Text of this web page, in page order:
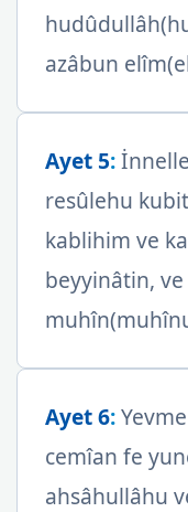
azâbun
Ayet 5:
resûlehu
kablihim ve
beyyinâtin,
Ayet 6:
cemîan fe
ahsâhullâhu